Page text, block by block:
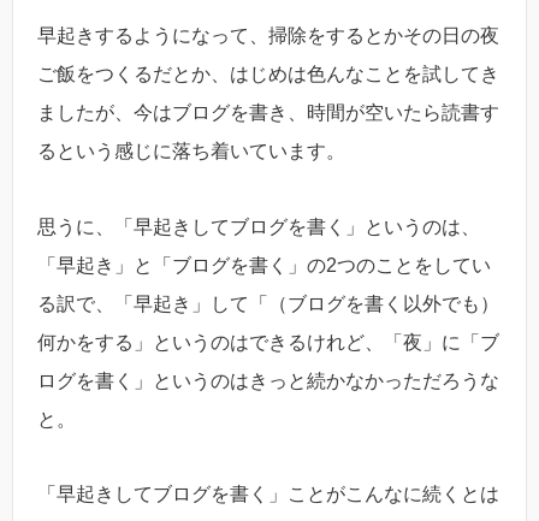
早起きするようになって、掃除をするとかその日の夜
ご飯をつくるだとか、はじめは色んなことを試してき
ましたが、今はブログを書き、時間が空いたら読書す
るという感じに落ち着いています。
思うに、「早起きしてブログを書く」というのは、
「早起き」と「ブログを書く」の2つのことをしてい
る訳で、「早起き」して「（ブログを書く以外でも）
何かをする」というのはできるけれど、「夜」に「ブ
ログを書く」というのはきっと続かなかっただろうな
と。
「早起きしてブログを書く」ことがこんなに続くとは